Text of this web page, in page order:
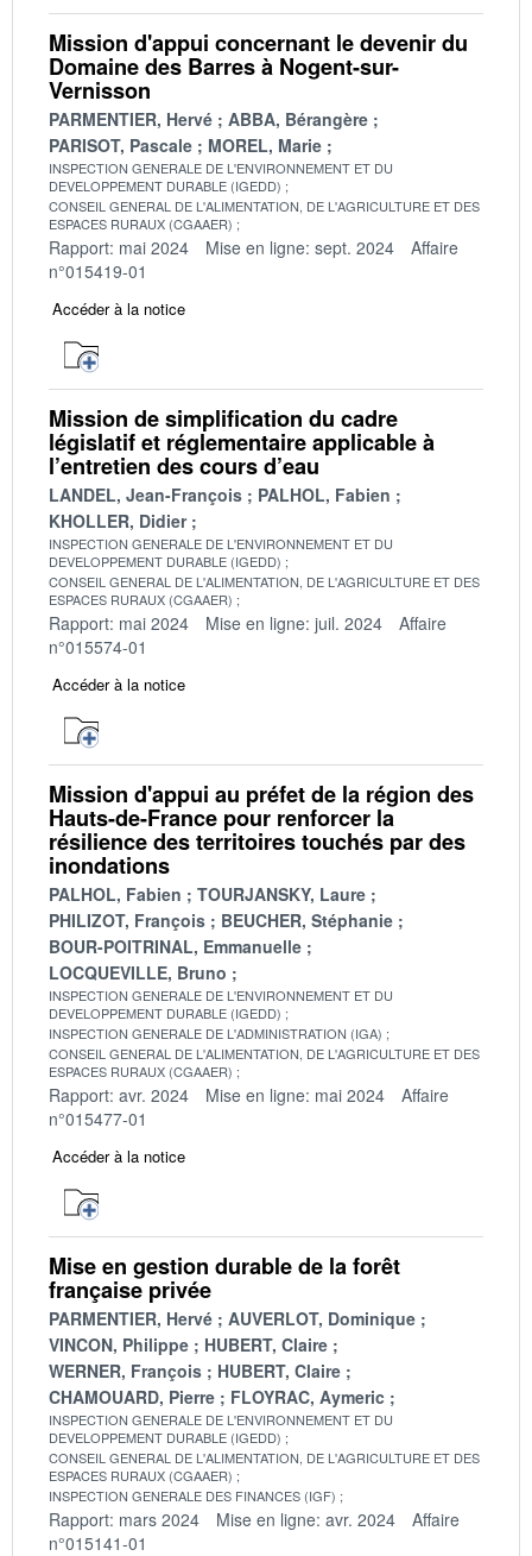
Mission d'appui concernant le devenir du
Domaine des Barres à Nogent-sur-
Vernisson
PARMENTIER, Hervé
ABBA, Bérangère
PARISOT, Pascale
MOREL, Marie
INSPECTION GENERALE DE L'ENVIRONNEMENT ET DU
DEVELOPPEMENT DURABLE (IGEDD)
CONSEIL GENERAL DE L'ALIMENTATION, DE L'AGRICULTURE ET DES
ESPACES RURAUX (CGAAER)
Rapport: mai 2024 Mise en ligne: sept. 2024
Affaire
n°015419-01
Accéder à la notice
Mission de simplification du cadre
législatif et réglementaire applicable à
l’entretien des cours d’eau
LANDEL, Jean-François
PALHOL, Fabien
KHOLLER, Didier
INSPECTION GENERALE DE L'ENVIRONNEMENT ET DU
DEVELOPPEMENT DURABLE (IGEDD)
CONSEIL GENERAL DE L'ALIMENTATION, DE L'AGRICULTURE ET DES
ESPACES RURAUX (CGAAER)
Rapport: mai 2024 Mise en ligne: juil. 2024
Affaire
n°015574-01
Accéder à la notice
Mission d'appui au préfet de la région des
Hauts-de-France pour renforcer la
résilience des territoires touchés par des
inondations
PALHOL, Fabien
TOURJANSKY, Laure
PHILIZOT, François
BEUCHER, Stéphanie
BOUR-POITRINAL, Emmanuelle
LOCQUEVILLE, Bruno
INSPECTION GENERALE DE L'ENVIRONNEMENT ET DU
DEVELOPPEMENT DURABLE (IGEDD)
INSPECTION GENERALE DE L'ADMINISTRATION (IGA)
CONSEIL GENERAL DE L'ALIMENTATION, DE L'AGRICULTURE ET DES
ESPACES RURAUX (CGAAER)
Rapport: avr. 2024 Mise en ligne: mai 2024
Affaire
n°015477-01
Accéder à la notice
Mise en gestion durable de la forêt
française privée
PARMENTIER, Hervé
AUVERLOT, Dominique
VINCON, Philippe
HUBERT, Claire
WERNER, François
HUBERT, Claire
CHAMOUARD, Pierre
FLOYRAC, Aymeric
INSPECTION GENERALE DE L'ENVIRONNEMENT ET DU
DEVELOPPEMENT DURABLE (IGEDD)
CONSEIL GENERAL DE L'ALIMENTATION, DE L'AGRICULTURE ET DES
ESPACES RURAUX (CGAAER)
INSPECTION GENERALE DES FINANCES (IGF)
Rapport: mars 2024 Mise en ligne: avr. 2024
Affaire
n°015141-01